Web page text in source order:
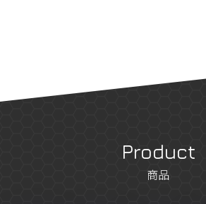
Product
商品